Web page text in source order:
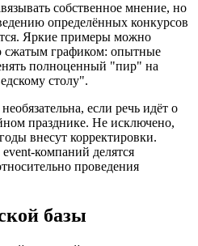
собственное мнение, но
определённых конкурсов
Яркие примеры можно
сжатым графиком: опытные
полноценный "пир" на
столу".
если речь идёт о
празднике. Не исключено,
внесут корректировки.
компаний делятся
проведения
базы